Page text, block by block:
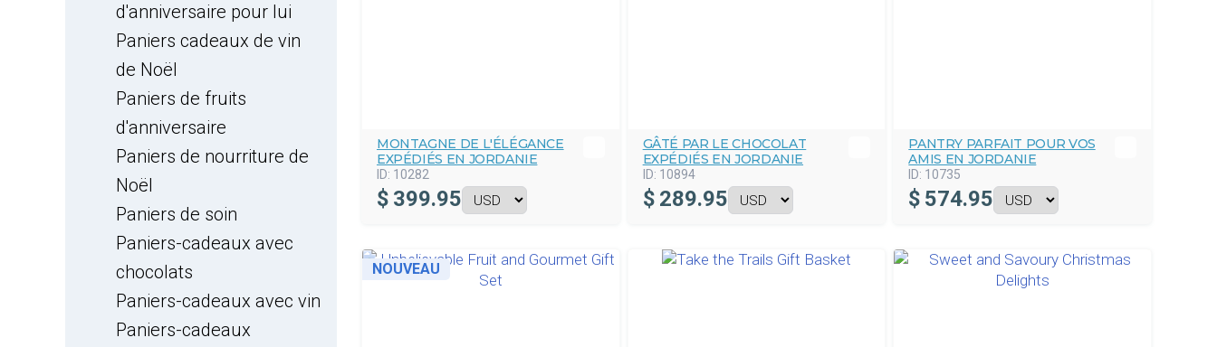
d'anniversaire pour lui
Paniers cadeaux de vin
de Noël
Paniers de fruits
d'anniversaire
Paniers de nourriture de
Noël
Paniers de soin
Paniers-cadeaux avec
chocolats
Paniers-cadeaux avec vin
Paniers-cadeaux
MONTAGNE DE L'ÉLÉGANCE
EXPÉDIÉS EN JORDANIE
ID: 10282
$ 399.95
GÂTÉ PAR LE CHOCOLAT
EXPÉDIÉS EN JORDANIE
ID: 10894
$ 289.95
PANTRY PARFAIT POUR VOS
AMIS EN JORDANIE
ID: 10735
$ 574.95
NOUVEAU